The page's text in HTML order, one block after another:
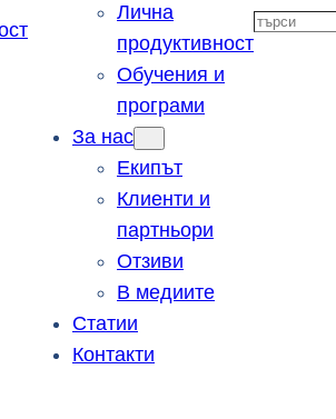
Лична
продуктивност
Обучения и
програми
За нас
Екипът
Клиенти и
партньори
Отзиви
В медиите
Статии
Контакти
Търсене